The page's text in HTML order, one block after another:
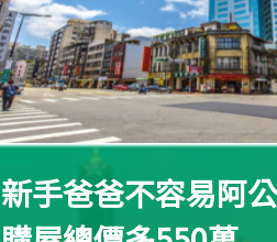
新手爸爸不容易阿